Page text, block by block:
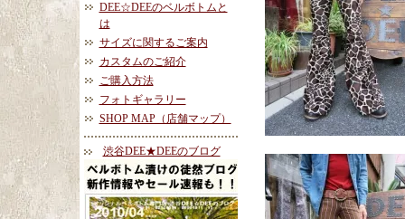
DEE☆DEEのベルボトムと
は
サイズに関するご案内
カスタムのご紹介
ご購入方法
フォトギャラリー
SHOP MAP（店舗マップ）
渋谷DEE★DEEのブログ